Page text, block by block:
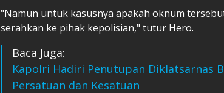
"Namun untuk kasusnya apakah oknum
serahkan ke pihak kepolisian," tutur Hero.
Baca Juga:
Kapolri Hadiri Penutupan Diklatsarnas
Persatuan dan Kesatuan